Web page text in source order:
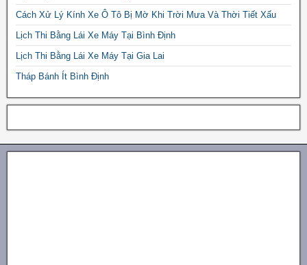
Cách Xử Lý Kính Xe Ô Tô Bị Mờ Khi Trời Mưa Và Thời Tiết Xấu
Lịch Thi Bằng Lái Xe Máy Tại Bình Định
Lịch Thi Bằng Lái Xe Máy Tại Gia Lai
Tháp Bánh Ít Bình Định